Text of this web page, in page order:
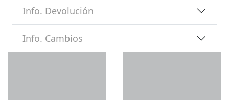
Info. Devolución
Info. Cambios